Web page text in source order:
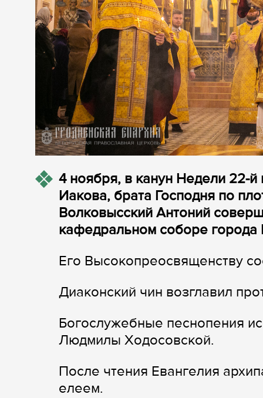
4 ноября, в канун Недели 22-й
Иакова, брата Господня по
Волковысский Антоний
кафедральном соборе города
Его Высокопреосвященству
Диаконский чин возглавил
Богослужебные песнопения
Людмилы Ходосовской.
После чтения Евангелия
елеем.